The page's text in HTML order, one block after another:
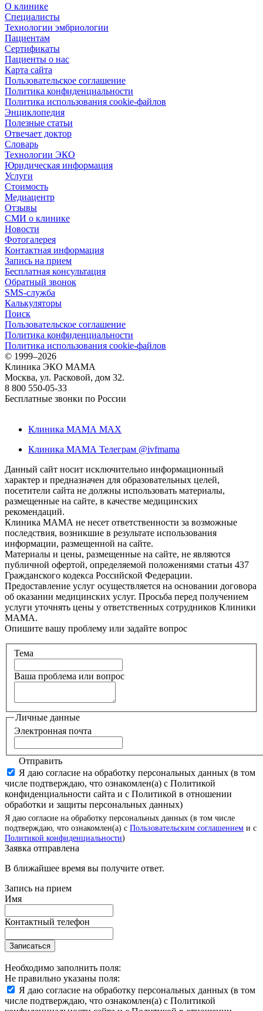
О клинике
Специалисты
Технологии эмбриологии
Пациентам
Сертификаты
Пациенты о нас
Карта сайта
Пользовательское соглашение
Политика конфиденциальности
Политика использования cookie-файлов
Энциклопедия
Полезные статьи
Отвечает доктор
Словарь
Технологии ЭКО
Юридическая информация
Услуги
Стоимость
Медиацентр
Отзывы
СМИ о клинике
Новости
Фотогалерея
Контактная информация
Запись на прием
Бесплатная консультация
Обратный звонок
SMS-служба
Калькуляторы
Поиск
Пользовательское соглашение
Политика конфиденциальности
Политика использования cookie-файлов
© 1999–2026
Клиника ЭКО МАМА
Москва, ул. Расковой, дом 32.
8 800 550-05-33
Бесплатные звонки по России
Клиника МАМА MAX
Клиника МАМА Телеграм @ivfmama
Данный сайт носит исключительно информационный
характер и предназначен для образовательных целей,
посетители сайта не должны использовать материалы,
размещенные на сайте, в качестве медицинских
рекомендаций.
Клиника МАМА не несет ответственности за возможные
последствия, возникшие в результате использования
информации, размещенной на сайте.
Материалы и цены, размещенные на сайте, не являются
публичной офертой, определяемой положениями статьи 437
Гражданского кодекса Российской Федерации.
Предоставление услуг осуществляется на основании договора
об оказании медицинских услуг. Просьба перед получением
услуги уточнять цены у ответственных сотрудников Клиники
МАМА.
Опишите вашу проблему или задайте вопрос
Тема
Ваша проблема или вопрос
Личные данные
Электронная почта
Отправить
Я даю согласие на обработку персональных данных (в том
числе подтверждаю, что ознакомлен(а) с Политикой
конфиденциальности сайта и с Политикой в отношении
обработки и защиты персональных данных)
Я даю согласие на обработку персональных данных (в том числе
подтверждаю, что ознакомлен(а) с Пользовательским соглашением и с
Политикой конфиденциальности)
Заявка отправлена
В ближайшее время вы получите ответ.
Запись на прием
Имя
Контактный телефон
Записаться
Необходимо заполнить поля:
Не правильно указаны поля:
Я даю согласие на обработку персональных данных (в том
числе подтверждаю, что ознакомлен(а) с Политикой